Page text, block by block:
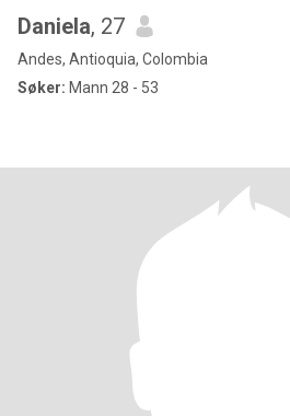
Daniela, 27
Andes, Antioquia, Colombia
Søker: Mann 28 - 53